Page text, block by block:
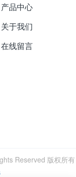
产品中心
关于我们
在线留言
Reserved 版权所有